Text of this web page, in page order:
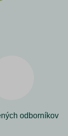
odborníkov